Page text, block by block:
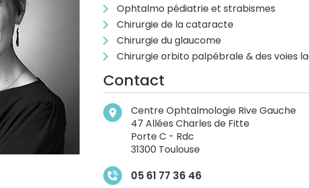
Ophtalmo pédiatrie et strabismes
Chirurgie de la cataracte
Chirurgie du glaucome
Chirurgie orbito palpébrale & des voies
Contact
Centre Ophtalmologie Rive Gauche
47 Allées Charles de Fitte
Porte C - Rdc
31300 Toulouse
05 61 77 36 46